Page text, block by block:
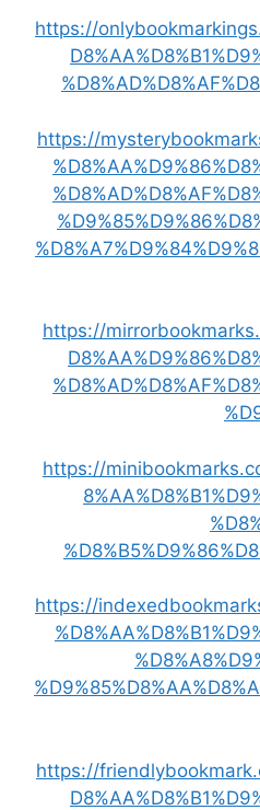
https://
https://
https://
https://
https://
https://